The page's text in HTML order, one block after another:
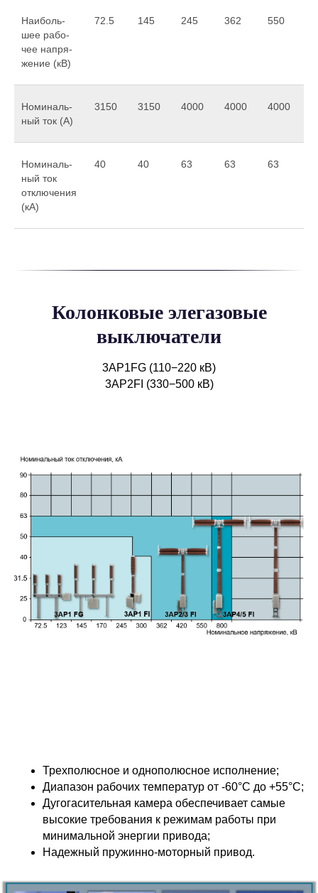
Наи­боль­
шее рабо­
чее напря­
жение (кВ)
72.5 145 245 362 550
Номи­наль­
ный ток (А)
3150 3150 4000 4000 4000
Номи­наль­
ный ток
отклю­чения
(кА)
40 40 63 63 63
Колонковые элегазовые
выключатели
3AP1FG (110−220 кВ)
3AP2FI (330−500 кВ)
Трехполюсное и однополюсное исполнение;
Диапазон рабочих температур от -60°C до +55°C;
Дугогасительная камера обеспечивает самые
высокие требования к режимам работы при
минимальной энергии привода;
Надежный пружинно-моторный привод.